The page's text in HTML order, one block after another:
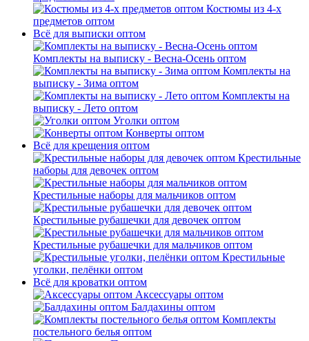
Костюмы из 4-х
предметов оптом
Всё для выписки оптом
Комплекты на выписку - Весна-Осень оптом
Комплекты на
выписку - Зима оптом
Комплекты на
выписку - Лето оптом
Уголки оптом
Конверты оптом
Всё для крещения оптом
Крестильные
наборы для девочек оптом
Крестильные наборы для мальчиков оптом
Крестильные рубашечки для девочек оптом
Крестильные рубашечки для мальчиков оптом
Крестильные
уголки, пелёнки оптом
Всё для кроватки оптом
Аксессуары оптом
Балдахины оптом
Комплекты
постельного белья оптом